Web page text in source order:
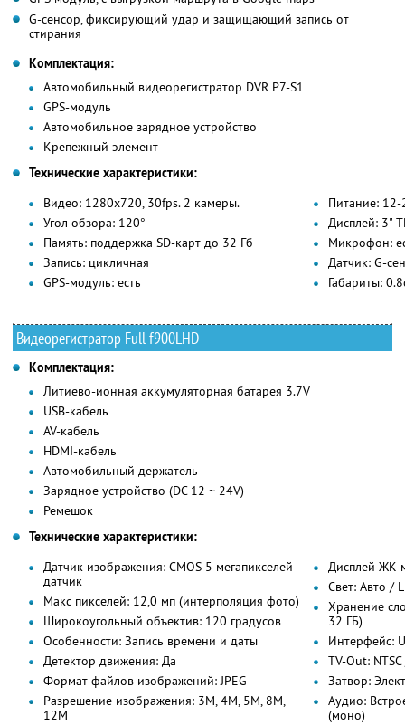
G-сенсор, фиксирующий удар и защищающий запись от
стирания
Комплектация:
Автомобильный видеорегистратор DVR P7-S1
GPS-модуль
Автомобильное зарядное устройство
Крепежный элемент
Технические характеристики:
Видео: 1280х720, 30fps. 2 камеры.
Угол обзора: 120°
Память: поддержка SD-карт до 32 Гб
Запись: цикличная
GPS-модуль: есть
Питание: 12-
Дисплей: 3"
Микрофон:
Датчик: G-
Габариты:
Видеорегистратор Full f900LHD
Комплектация:
Литиево-ионная аккумуляторная батарея 3.7V
USB-кабель
AV-кабель
HDMI-кабель
Автомобильный держатель
Зарядное устройство (DC 12 ~ 24V)
Ремешок
Технические характеристики:
Датчик изображения: CMOS 5 мегапикселей
датчик
Макс пикселей: 12,0 мп (интерполяция фото)
Широкоугольный объектив: 120 градусов
Особенности: Запись времени и даты
Детектор движения: Да
Формат файлов изображений: JPEG
Разрешение изображения: 3M, 4M, 5M, 8M,
12M
Дисплей ЖК-
Свет: Авто /
Хранение
32 ГБ)
Интерфейс:
TV-Out:
Затвор:
Аудио:
(моно)